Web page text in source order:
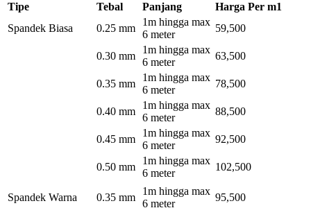
Tipe Tebal Panjang
Harga Per m1
Spandek Biasa
0.25 mm
1m hingga max
6 meter
59,500
0.30 mm
1m hingga max
6 meter
63,500
0.35 mm
1m hingga max
6 meter
78,500
0.40 mm
1m hingga max
6 meter
88,500
0.45 mm
1m hingga max
6 meter
92,500
0.50 mm
1m hingga max
6 meter
102,500
Spandek Warna 0.35 mm
1m hingga max
6 meter
95,500